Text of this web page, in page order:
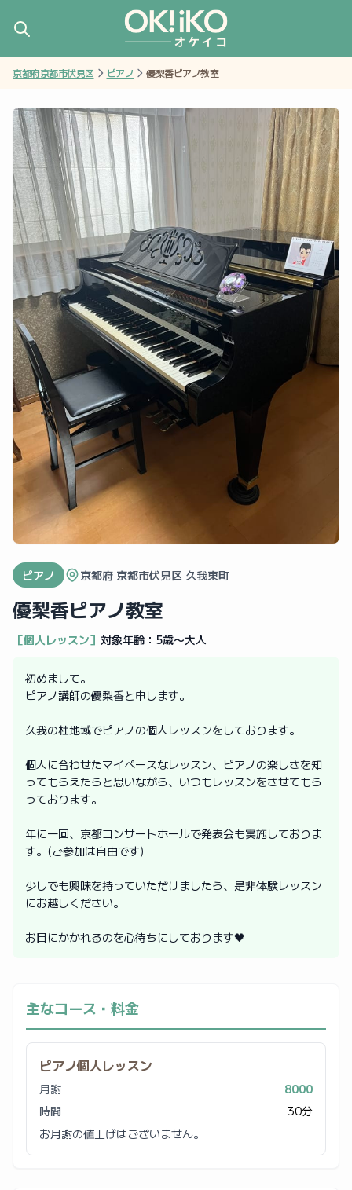
京都府京都市伏見区 ピアノ 優梨香ピアノ教室
ピアノ 京都府 京都市伏見区 久我東町
優梨香ピアノ教室
［個人レッスン］ 対象年齢： 5歳〜大人
初めまして。
ピアノ講師の優梨香と申します。
久我の杜地域でピアノの個人レッスンをしております。
個人に合わせたマイペースなレッスン、ピアノの楽しさを知
ってもらえたらと思いながら、いつもレッスンをさせてもら
っております。
年に一回、京都コンサートホールで発表会も実施しておりま
す。(ご参加は自由です)
少しでも興味を持っていただけましたら、是非体験レッスン
にお越しください。
お目にかかれるのを心待ちにしております🖤
主なコース・料金
ピアノ個人レッスン
月謝
8000
時間
30分
お月謝の値上げはございません。